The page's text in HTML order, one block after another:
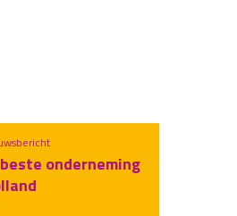
onderneming